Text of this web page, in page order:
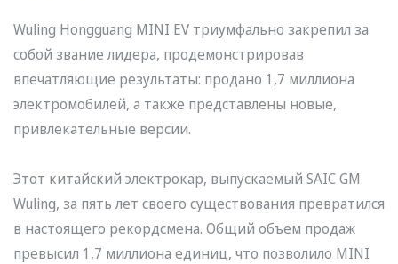
Wuling Hongguang MINI EV триумфально закрепил за
собой звание лидера, продемонстрировав
впечатляющие результаты: продано 1,7 миллиона
электромобилей, а также представлены новые,
привлекательные версии.
Этот китайский электрокар, выпускаемый SAIC GM
Wuling, за пять лет своего существования превратился
в настоящего рекордсмена. Общий объем продаж
превысил 1,7 миллиона единиц, что позволило MINI